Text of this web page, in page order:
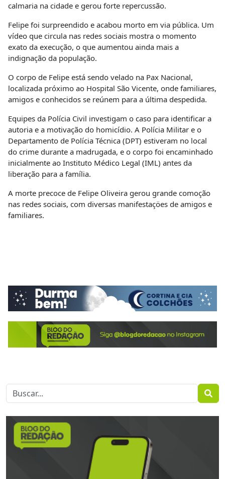
calmaria na cidade e gerou forte repercussão.
Felipe foi surpreendido e acabou morto em via pública. Um
vídeo que circula nas redes sociais mostra o momento
exato da execução, o que aumentou ainda mais a
indignação da população.
O corpo de Felipe está sendo velado na Pax Nacional,
localizada próximo ao Hospital São Vicente, onde familiares,
amigos e conhecidos se reúnem para a última despedida.
Equipes da Polícia Civil investigam o caso para identificar a
autoria e a motivação do homicídio. A Polícia Militar e o
Departamento de Polícia Técnica (DPT) estiveram no local
do crime durante a madrugada, e o corpo foi encaminhado
inicialmente ao Instituto Médico Legal (IML) antes da
liberação para a família.
A morte precoce de Felipe Oliveira gerou grande comoção
nas redes sociais, com diversas manifestaçöes de amigos e
familiares.